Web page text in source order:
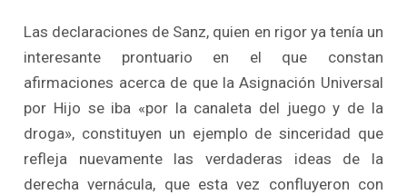
Las declaraciones de Sanz, quien en rigor ya tenía un
interesante prontuario en el que constan
afirmaciones acerca de que la Asignación Universal
por Hijo se iba «por la canaleta del juego y de la
droga», constituyen un ejemplo de sinceridad que
refleja nuevamente las verdaderas ideas de la
derecha vernácula, que esta vez confluyeron con